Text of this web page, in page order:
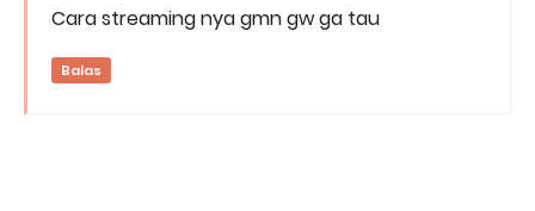
Cara streaming nya gmn gw ga tau
Balas